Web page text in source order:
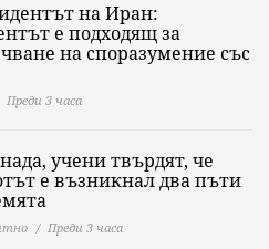
на Иран:
е подходящ за
на споразумение със
Преди 3 часа
учени твърдят, че
е възникнал два пъти
Преди 3 часа